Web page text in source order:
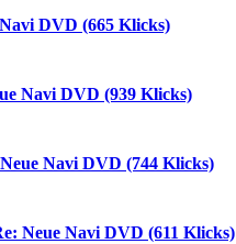
DVD (665 Klicks)
Navi DVD (939 Klicks)
Navi DVD (744 Klicks)
Neue Navi DVD (611 Klicks)